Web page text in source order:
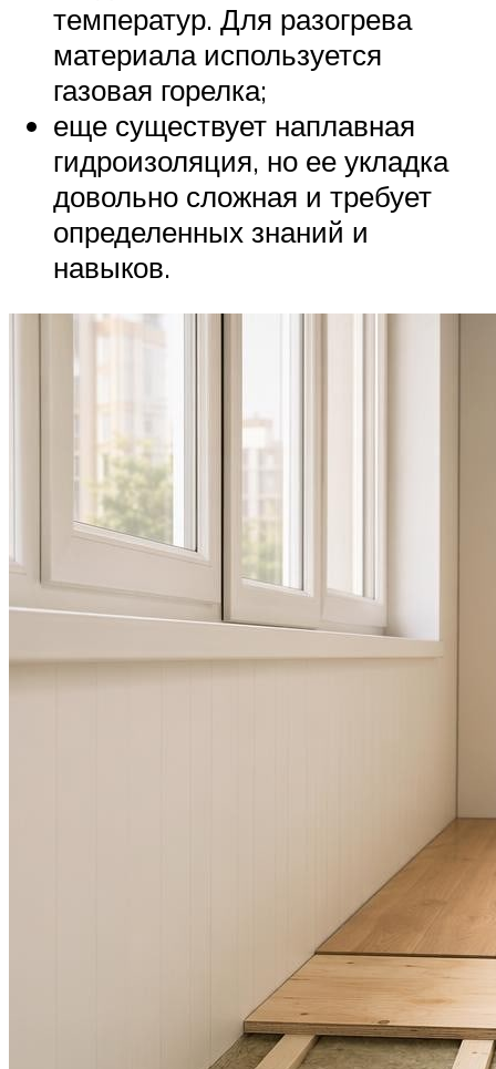
температур. Для разогрева
материала используется
газовая горелка;
еще существует наплавная
гидроизоляция, но ее укладка
довольно сложная и требует
определенных знаний и
навыков.